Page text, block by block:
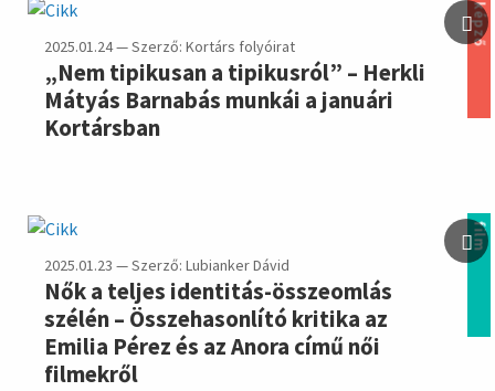
képző
2025.01.24 — Szerző: Kortárs folyóirat
„Nem tipikusan a tipikusról” – Herkli
Mátyás Barnabás munkái a januári
Kortársban
film
2025.01.23 — Szerző: Lubianker Dávid
Nők a teljes identitás-összeomlás
szélén – Összehasonlító kritika az
Emilia Pérez és az Anora című női
filmekről